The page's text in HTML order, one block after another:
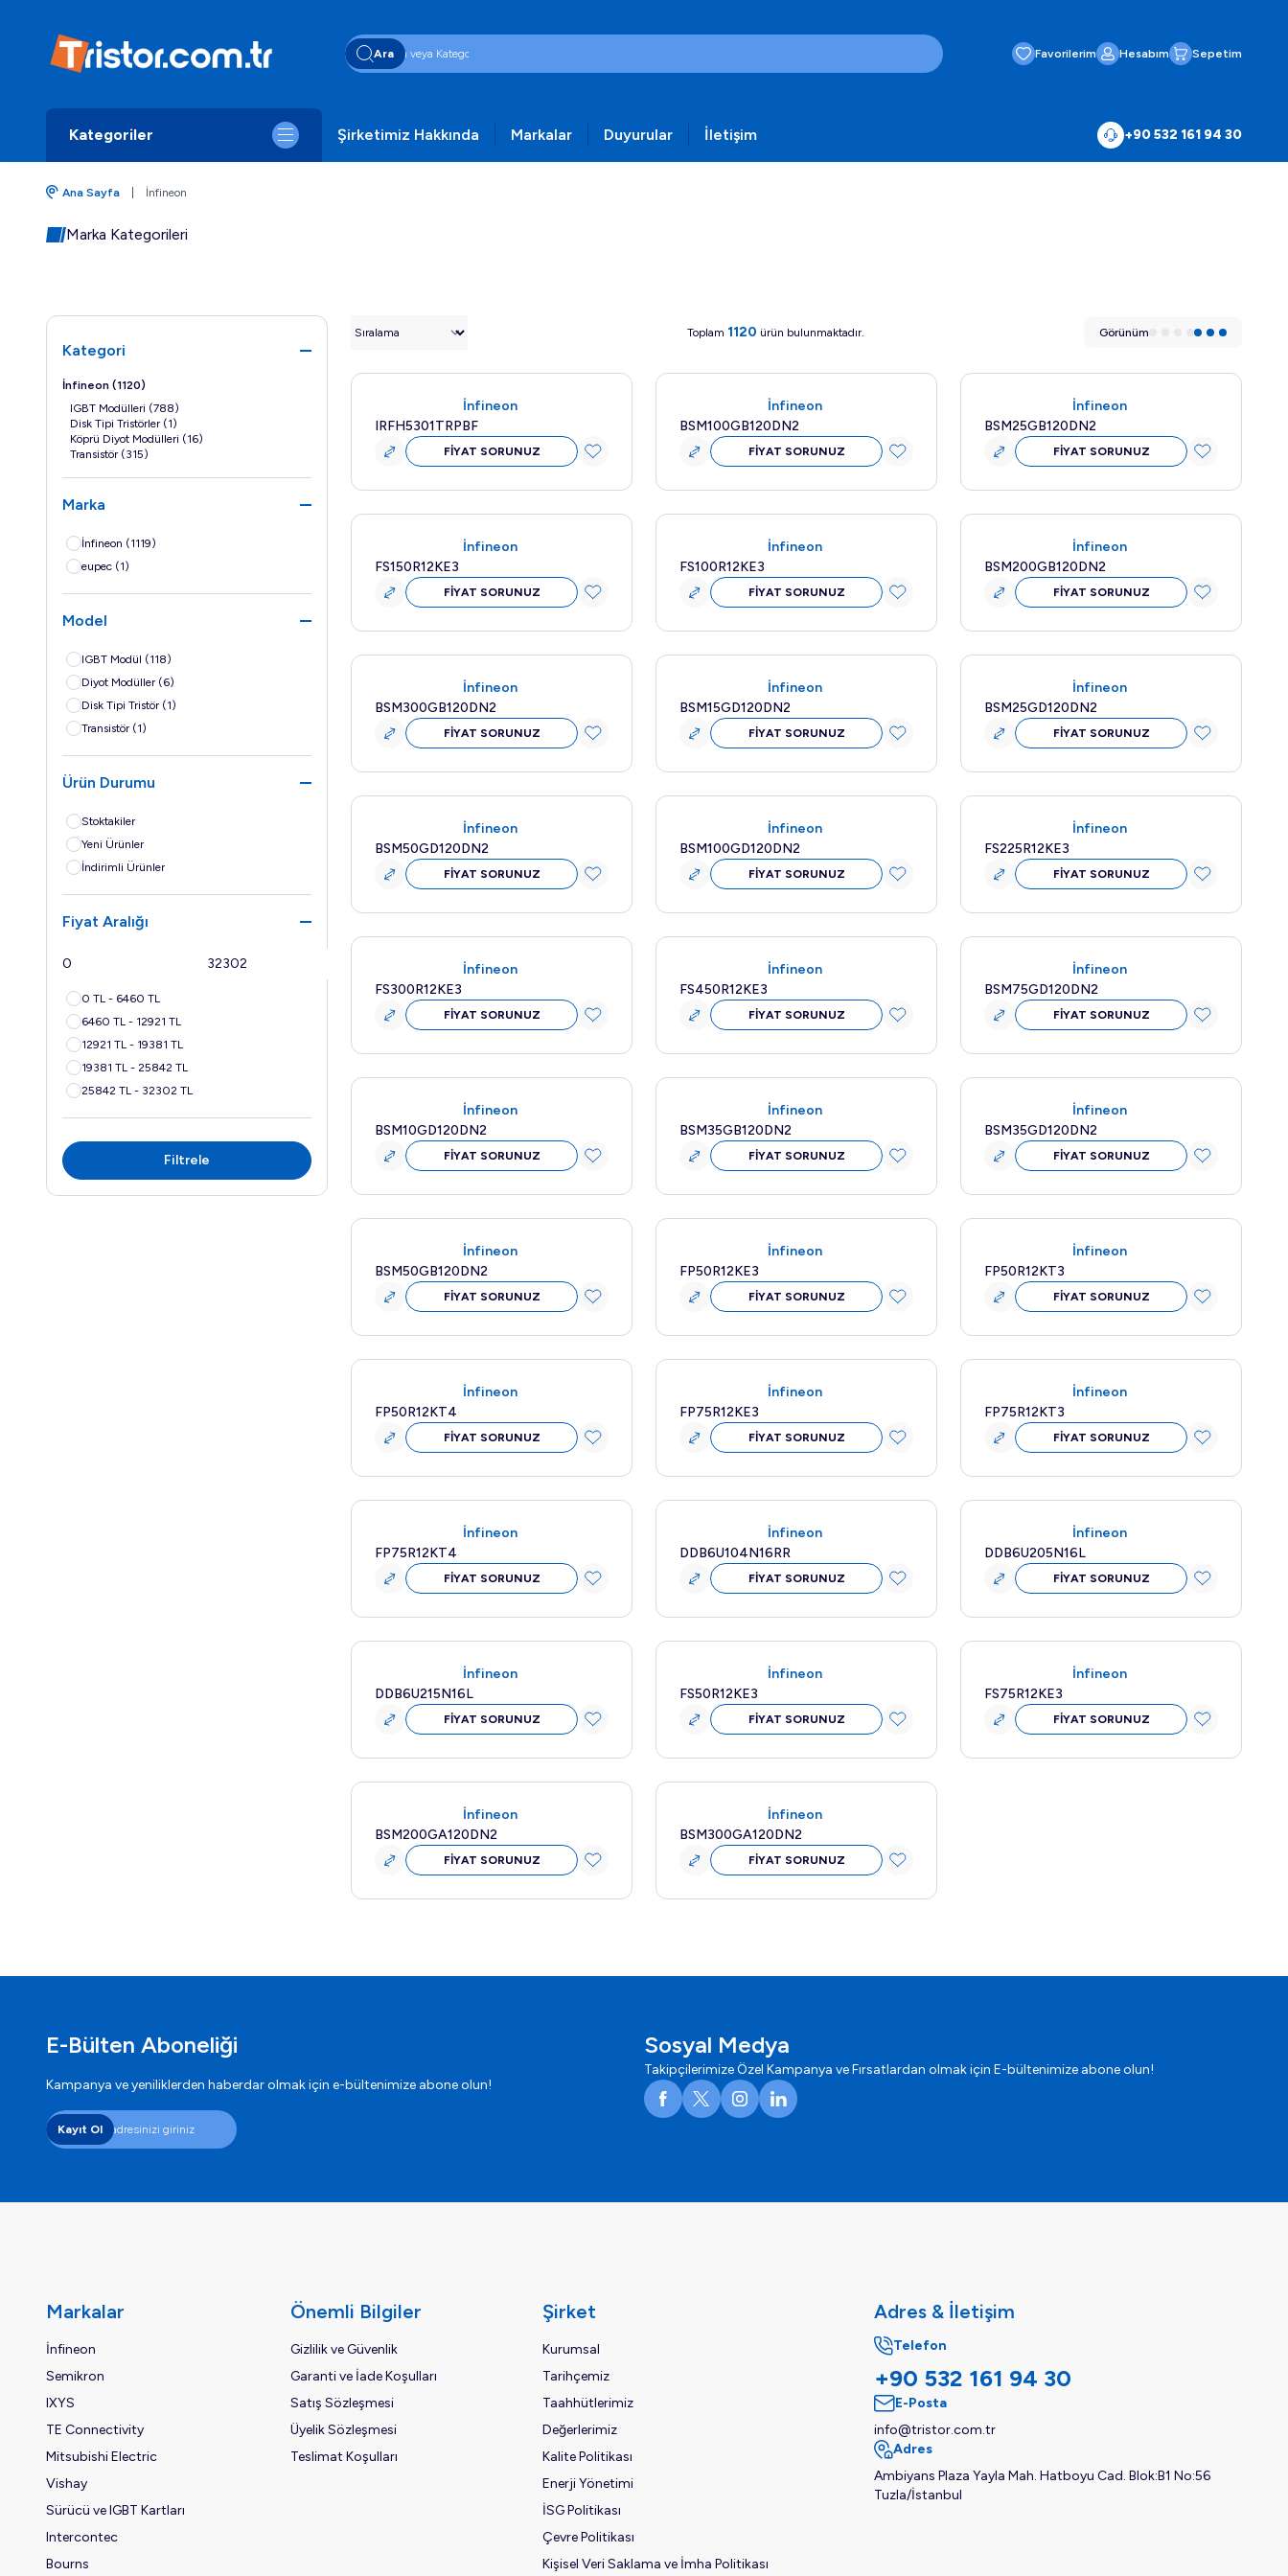
Ara Favorilerim Hesabım Sepetim
Kategoriler Şirketimiz Hakkında Markalar Duyurular İletişim +90 532 161 94 30
Ana Sayfa İnfineon
Marka Kategorileri
Kategori
İnfineon (1120)
IGBT Modülleri (788)
Disk Tipi Tristörler (1)
Köprü Diyot Modülleri (16)
Transistör (315)
Marka
İnfineon (1119)
eupec (1)
Model
IGBT Modül (118)
Diyot Modüller (6)
Disk Tipi Tristör (1)
Transistör (1)
Ürün Durumu
Stoktakiler
Yeni Ürünler
İndirimli Ürünler
Fiyat Aralığı
0 TL - 6460 TL
6460 TL - 12921 TL
12921 TL - 19381 TL
19381 TL - 25842 TL
25842 TL - 32302 TL
Filtrele
Toplam 1120 ürün bulunmaktadır. Görünüm
İnfineon
IRFH5301TRPBF
FİYAT SORUNUZ
İnfineon
BSM100GB120DN2
FİYAT SORUNUZ
İnfineon
BSM25GB120DN2
FİYAT SORUNUZ
İnfineon
FS150R12KE3
FİYAT SORUNUZ
İnfineon
FS100R12KE3
FİYAT SORUNUZ
İnfineon
BSM200GB120DN2
FİYAT SORUNUZ
İnfineon
BSM300GB120DN2
FİYAT SORUNUZ
İnfineon
BSM15GD120DN2
FİYAT SORUNUZ
İnfineon
BSM25GD120DN2
FİYAT SORUNUZ
İnfineon
BSM50GD120DN2
FİYAT SORUNUZ
İnfineon
BSM100GD120DN2
FİYAT SORUNUZ
İnfineon
FS225R12KE3
FİYAT SORUNUZ
İnfineon
FS300R12KE3
FİYAT SORUNUZ
İnfineon
FS450R12KE3
FİYAT SORUNUZ
İnfineon
BSM75GD120DN2
FİYAT SORUNUZ
İnfineon
BSM10GD120DN2
FİYAT SORUNUZ
İnfineon
BSM35GB120DN2
FİYAT SORUNUZ
İnfineon
BSM35GD120DN2
FİYAT SORUNUZ
İnfineon
BSM50GB120DN2
FİYAT SORUNUZ
İnfineon
FP50R12KE3
FİYAT SORUNUZ
İnfineon
FP50R12KT3
FİYAT SORUNUZ
İnfineon
FP50R12KT4
FİYAT SORUNUZ
İnfineon
FP75R12KE3
FİYAT SORUNUZ
İnfineon
FP75R12KT3
FİYAT SORUNUZ
İnfineon
FP75R12KT4
FİYAT SORUNUZ
İnfineon
DDB6U104N16RR
FİYAT SORUNUZ
İnfineon
DDB6U205N16L
FİYAT SORUNUZ
İnfineon
DDB6U215N16L
FİYAT SORUNUZ
İnfineon
FS50R12KE3
FİYAT SORUNUZ
İnfineon
FS75R12KE3
FİYAT SORUNUZ
İnfineon
BSM200GA120DN2
FİYAT SORUNUZ
İnfineon
BSM300GA120DN2
FİYAT SORUNUZ
E-Bülten Aboneliği
Kampanya ve yeniliklerden haberdar olmak için e-bültenimize abone olun!
Kayıt Ol
Sosyal Medya
Takipçilerimize Özel Kampanya ve Fırsatlardan olmak için E-bültenimize abone olun!
Facebook
X InstagramLinkedIn
Markalar
İnfineon
Semikron
IXYS
TE Connectivity
Mitsubishi Electric
Vishay
Sürücü ve IGBT Kartları
Intercontec
Bourns
Önemli Bilgiler
Gizlilik ve Güvenlik
Garanti ve İade Koşulları
Satış Sözleşmesi
Üyelik Sözleşmesi
Teslimat Koşulları
Şirket
Kurumsal
Tarihçemiz
Taahhütlerimiz
Değerlerimiz
Kalite Politikası
Enerji Yönetimi
İSG Politikası
Çevre Politikası
Kişisel Veri Saklama ve İmha Politikası
Adres & İletişim
Telefon
+90 532 161 94 30
E-Posta
info@tristor.com.tr
Adres
Ambiyans Plaza Yayla Mah. Hatboyu Cad. Blok:B1 No:56
Tuzla/İstanbul